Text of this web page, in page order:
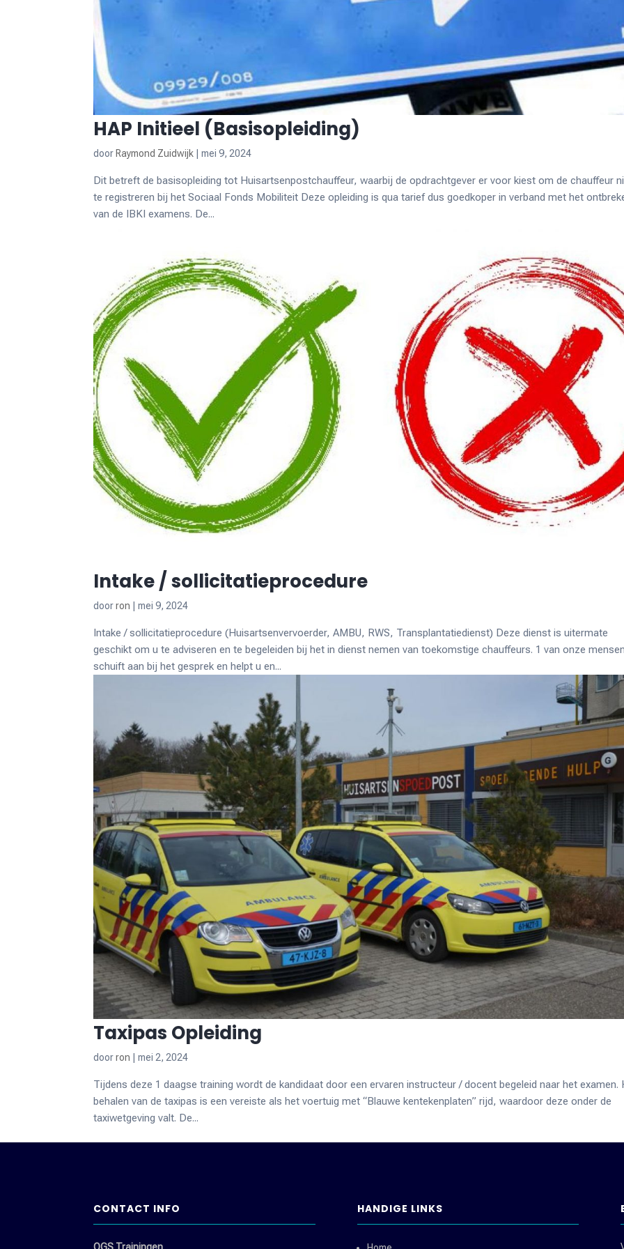
HAP Initieel (Basisopleiding)
door Raymond Zuidwijk |mei 9, 2024
Dit betreft de basisopleiding tot Huisartsenpostchauffeur, waarbij de opdrachtgever er voor kiest om de chauffeur
te registreren bij het Sociaal Fonds Mobiliteit Deze opleiding is qua tarief dus goedkoper in verband met het
van de IBKI examens. De...
Intake / sollicitatieprocedure
doorron |mei 9, 2024
Intake / sollicitatieprocedure (Huisartsenvervoerder, AMBU, RWS, Transplantatiedienst) Deze dienst is uitermate
geschikt om u te adviseren en te begeleiden bij het in dienst nemen van toekomstige chauffeurs. 1 van onze
schuift aan bij het gesprek en helpt u en...
Taxipas Opleiding
doorron |mei 2, 2024
Tijdens deze 1 daagse training wordt de kandidaat door een ervaren instructeur / docent begeleid naar het examen.
behalen van de taxipas is een vereiste als het voertuig met “Blauwe kentekenplaten” rijd, waardoor deze onder de
taxiwetgeving valt. De...
CONTACT INFO HANDIGE LINKS